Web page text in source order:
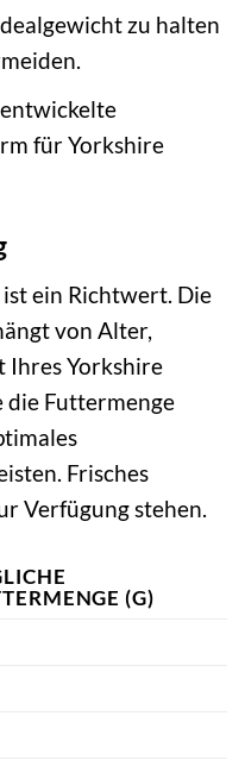
zu halten
für Yorkshire
ein Richtwert. Die
von Alter,
Ihres Yorkshire
die Futtermenge
Frisches
Verfügung stehen.
(G)